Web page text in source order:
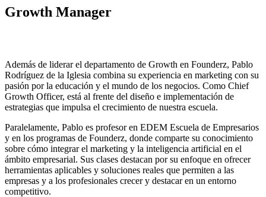
Growth Manager
Además de liderar el departamento de Growth en Founderz, Pablo
Rodríguez de la Iglesia combina su experiencia en marketing con su
pasión por la educación y el mundo de los negocios. Como Chief
Growth Officer, está al frente del diseño e implementación de
estrategias que impulsa el crecimiento de nuestra escuela.
Paralelamente, Pablo es profesor en EDEM Escuela de Empresarios
y en los programas de Founderz, donde comparte su conocimiento
sobre cómo integrar el marketing y la inteligencia artificial en el
ámbito empresarial. Sus clases destacan por su enfoque en ofrecer
herramientas aplicables y soluciones reales que permiten a las
empresas y a los profesionales crecer y destacar en un entorno
competitivo.